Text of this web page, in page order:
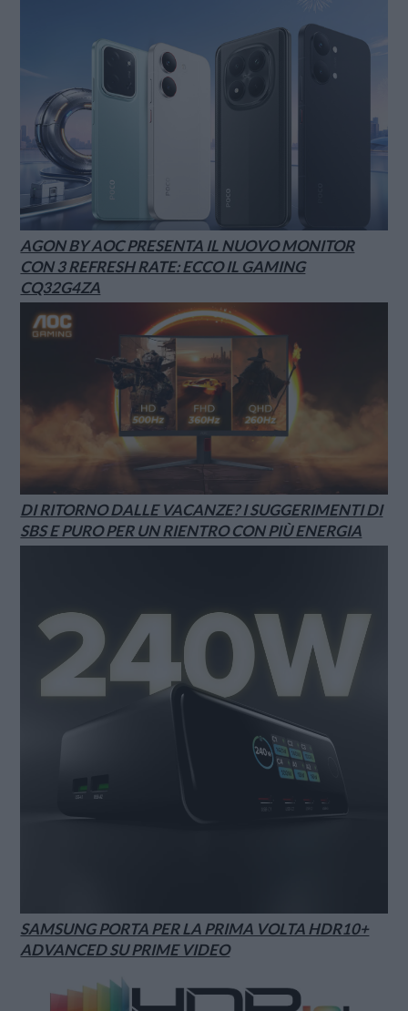
AGON BY AOC PRESENTA IL NUOVO MONITOR
CON 3 REFRESH RATE: ECCO IL GAMING
CQ32G4ZA
DI RITORNO DALLE VACANZE? I SUGGERIMENTI DI
SBS E PURO PER UN RIENTRO CON PIÙ ENERGIA
SAMSUNG PORTA PER LA PRIMA VOLTA HDR10+
ADVANCED SU PRIME VIDEO